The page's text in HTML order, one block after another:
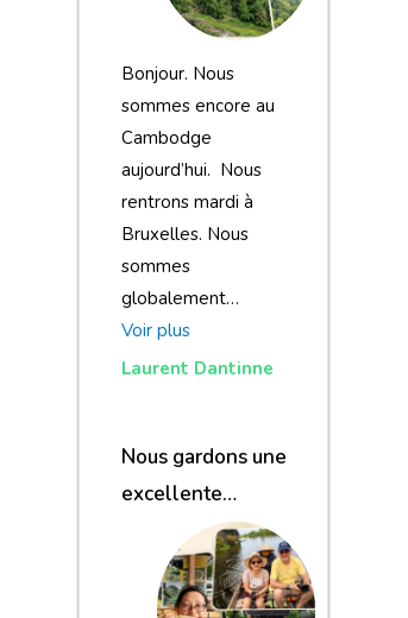
Bonjour. Nous
sommes encore au
Cambodge
aujourd’hui. Nous
rentrons mardi à
Bruxelles. Nous
sommes
globalement…
Voir plus
Laurent Dantinne
Nous gardons une
excellente
impression de
notre voyage et de
votre agence